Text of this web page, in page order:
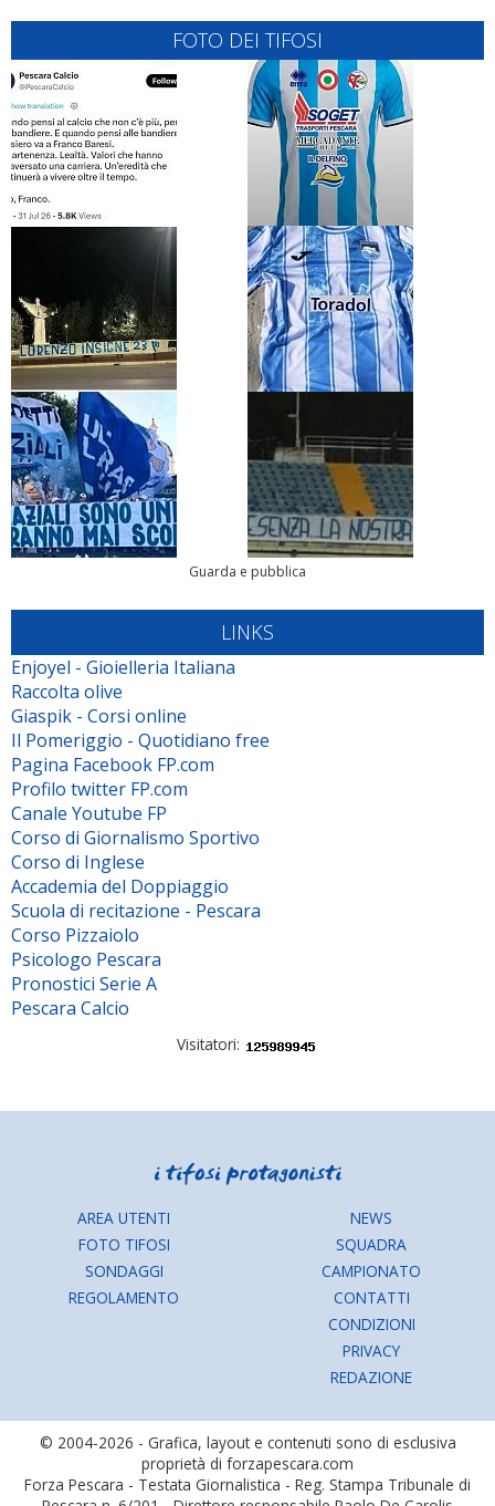
FOTO DEI TIFOSI
Guarda e pubblica
LINKS
Enjoyel - Gioielleria Italiana
Raccolta olive
Giaspik - Corsi online
Il Pomeriggio - Quotidiano free
Pagina Facebook FP.com
Profilo twitter FP.com
Canale Youtube FP
Corso di Giornalismo Sportivo
Corso di Inglese
Accademia del Doppiaggio
Scuola di recitazione - Pescara
Corso Pizzaiolo
Psicologo Pescara
Pronostici Serie A
Pescara Calcio
Visitatori:
AREA UTENTI
FOTO TIFOSI
SONDAGGI
REGOLAMENTO
NEWS
SQUADRA
CAMPIONATO
CONTATTI
CONDIZIONI
PRIVACY
REDAZIONE
© 2004-2026 - Grafica, layout e contenuti sono di esclusiva
proprietà di forzapescara.com
Forza Pescara - Testata Giornalistica - Reg. Stampa Tribunale di